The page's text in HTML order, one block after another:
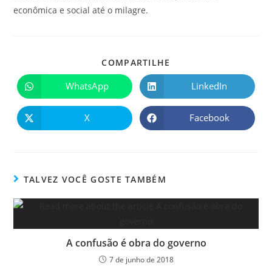
econômica e social até o milagre.
COMPARTILHE
WhatsApp LinkedIn
X Facebook
TALVEZ VOCÊ GOSTE TAMBÉM
A confusão é obra do governo
7 de junho de 2018